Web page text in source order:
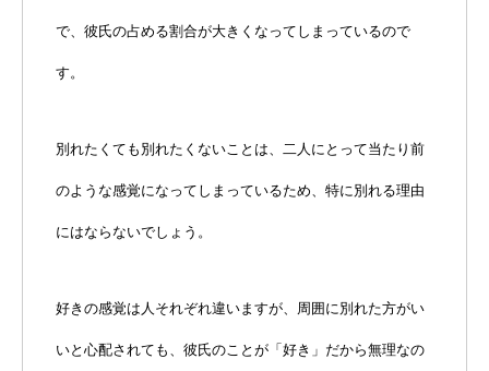
で、彼氏の占める割合が大きくなってしまっているので
す。
別れたくても別れたくないことは、二人にとって当たり前
のような感覚になってしまっているため、特に別れる理由
にはならないでしょう。
好きの感覚は人それぞれ違いますが、周囲に別れた方がい
いと心配されても、彼氏のことが「好き」だから無理なの